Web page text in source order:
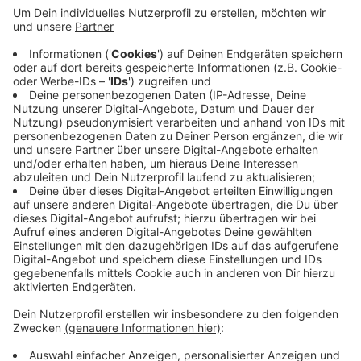
Die Brücke haben Schüler und Donnerberger
immer als Abkürzung in die Innenstadt genutzt.
Der Namensgeber des "Klaus-Genten-Stegs" war
23 Jahre Direktor des Ritzefeld-Gymnasiums und
hat das innere und äußere Bild der Schule
maßgeblich geprägt, heißt es von der Stadt
Stolberg.
Veröffentlicht:Montag, 18.01.2021 10:45
Anzeige
Anzeige